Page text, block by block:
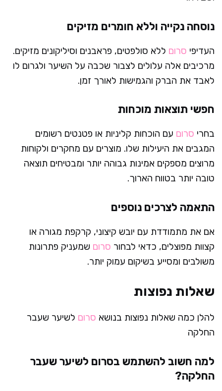
נוסחה נקייה וללא חומרים מזיקים
העדיפי סרום ללא סולפטים, פראבנים וסיליקונים מזיקים.
מרכיבים אלה עלולים לצבור שכבה על השיער ולגרום לו
לאבד את הברק והגמישות לאורך זמן.
חפשי תוצאות מוכחות
בחרי סרום עם הוכחות קליניות או פטנטים רשומים
המגבים את היעילות שלו. מוצרים עם מחקרים ולקוחות
מרוצים מספקים אמינות גבוהה יותר ומבטיחים תוצאה
טובה יותר בטווח הארוך.
התאמה לצרכים נוספים
אם את מתמודדת עם יובש קיצוני, קרקפת מגורה או
קצוות מפוצלים, כדאי לבחור סרום שמעניק פתרונות
משולבים ומסייע בשיקום עמוק יותר.
שאלות נפוצות
להלן כמה שאלות נפוצות בנושא סרום לשיער שעבר
החלקה
למה חשוב להשתמש בסרום לשיער שעבר
החלקה?